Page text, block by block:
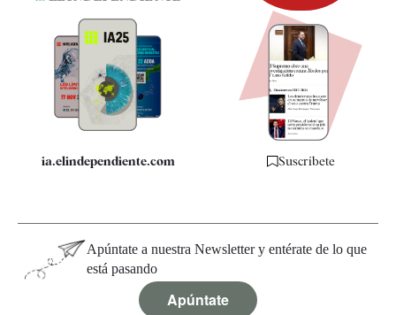
Quiénes somos
Especificaciones
ia.elindependiente.com Suscríbete
Apúntate a nuestra Newsletter y entérate de lo que
está pasando
Apúntate